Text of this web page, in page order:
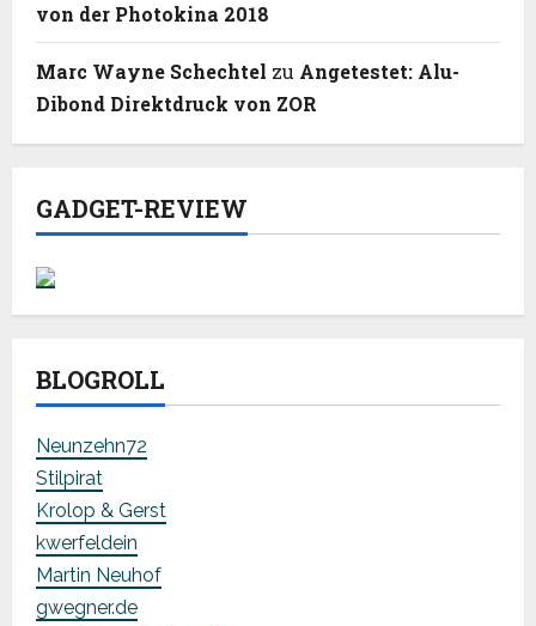
von der Photokina 2018
Marc Wayne Schechtel zu Angetestet: Alu-
Dibond Direktdruck von ZOR
GADGET-REVIEW
BLOGROLL
Neunzehn72
Stilpirat
Krolop & Gerst
kwerfeldein
Martin Neuhof
gwegner.de